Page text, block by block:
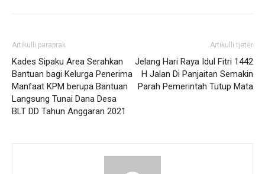
Artikulli paraprak
Kades Sipaku Area Serahkan
Bantuan bagi Kelurga Penerima
Manfaat KPM berupa Bantuan
Langsung Tunai Dana Desa
BLT DD Tahun Anggaran 2021
Artikulli tjetër
Jelang Hari Raya Idul Fitri 1442
H Jalan Di Panjaitan Semakin
Parah Pemerintah Tutup Mata